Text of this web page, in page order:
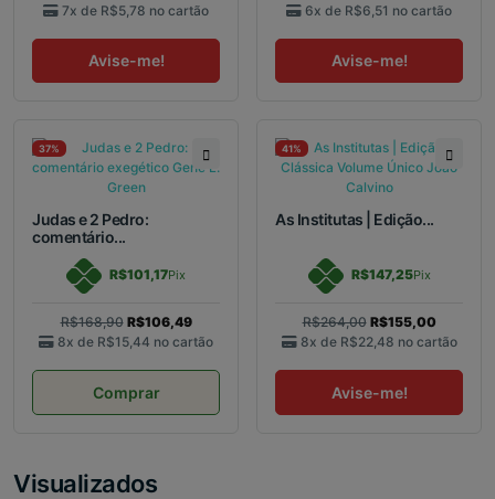
7x de R$5,78 no cartão
Avise-me!
6x de R$6,51 no cartão
Avise-me!
37%
Judas e 2 Pedro:
comentário...
R$101,17Pix
R$168,90 R$106,49
8x de R$15,44 no cartão
Comprar
41%
As Institutas | Edição...
R$147,25Pix
R$264,00 R$155,00
8x de R$22,48 no cartão
Avise-me!
Visualizados